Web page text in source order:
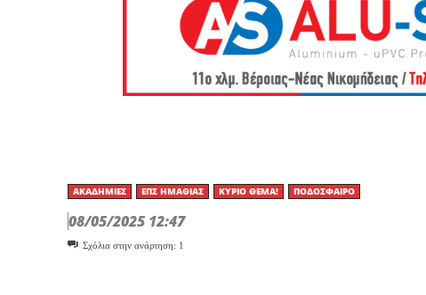
ΑΚΑΔΗΜΊΕΣ ΕΠΣ ΗΜΑΘΊΑΣ ΚΎΡΙΟ ΘΈΜΑ! ΠΟΔΌΣΦΑΙΡΟ
08/05/2025 12:47
Σχόλια στην ανάρτηση: 1